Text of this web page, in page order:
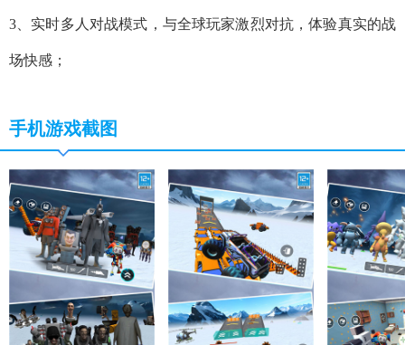
3、实时多人对战模式，与全球玩家激烈对抗，体验真实的战
场快感；
手机游戏截图